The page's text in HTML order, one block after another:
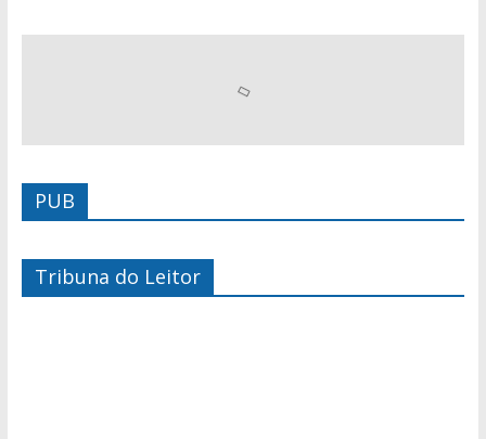
PUB
Tribuna do Leitor